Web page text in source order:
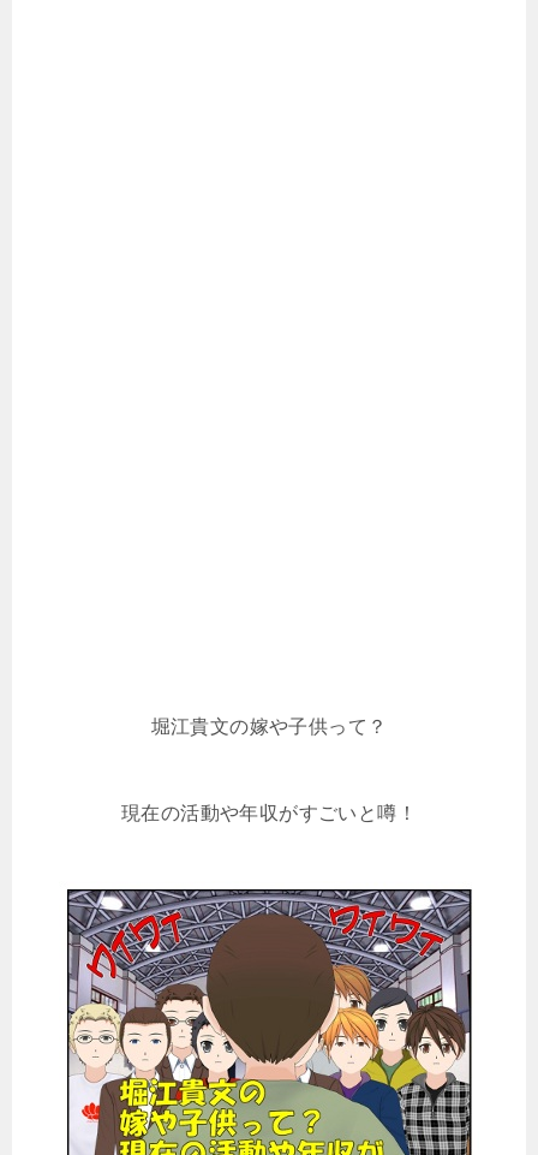
堀江貴文の嫁や子供って？
現在の活動や年収がすごいと噂！